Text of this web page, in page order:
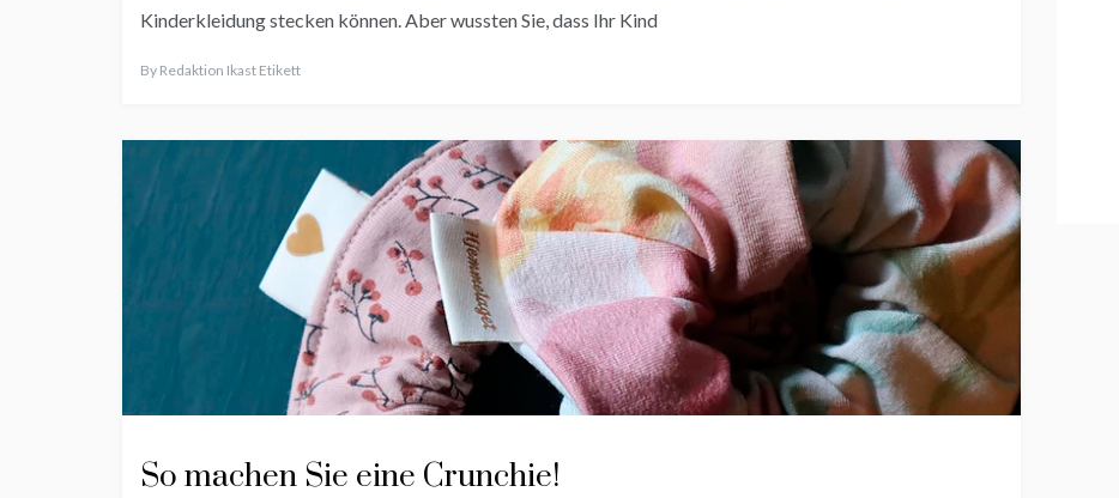
Kinderkleidung stecken können. Aber wussten Sie, dass Ihr Kind
By Redaktion Ikast Etikett
So machen Sie eine Crunchie!